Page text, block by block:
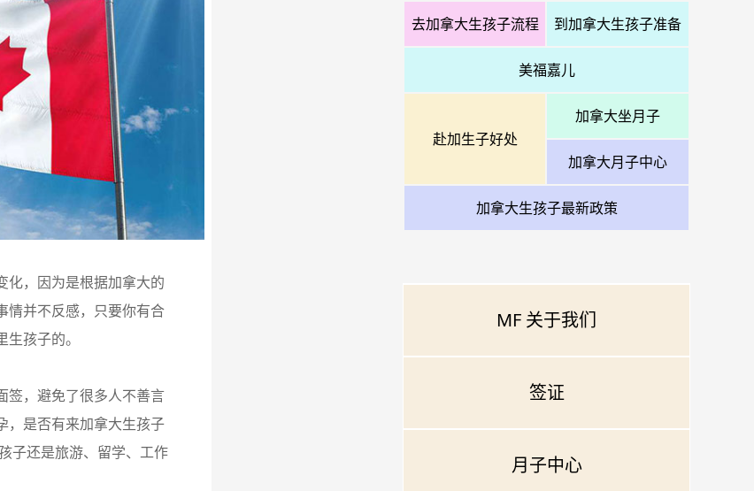
化，因为是根据加拿大的
情并不反感，只要你有合
孩子的。
签，避免了很多人不善言
，是否有来加拿大生孩子
子还是旅游、留学、工作
去加拿大生孩子流程 到加拿大生孩子准备
美福嘉儿
赴加生子好处
加拿大坐月子
加拿大月子中心
加拿大生孩子最新政策
MF 关于我们
签证
月子中心